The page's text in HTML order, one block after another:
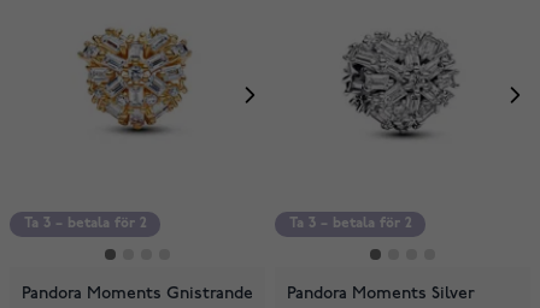
Ta 3 – betala för 2
Pandora Moments Gnistrande
Ta 3 – betala för 2
Pandora Moments Silver